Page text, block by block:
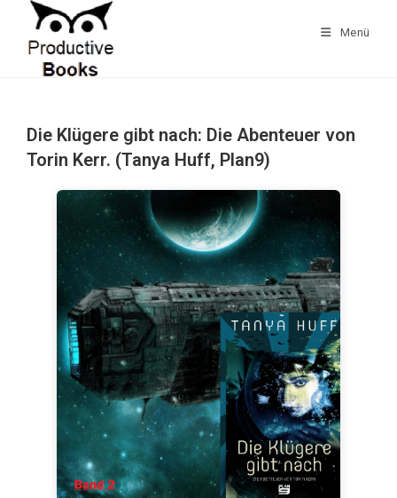
springen
Menü
Die Klügere gibt nach: Die Abenteuer von
Torin Kerr. (Tanya Huff, Plan9)